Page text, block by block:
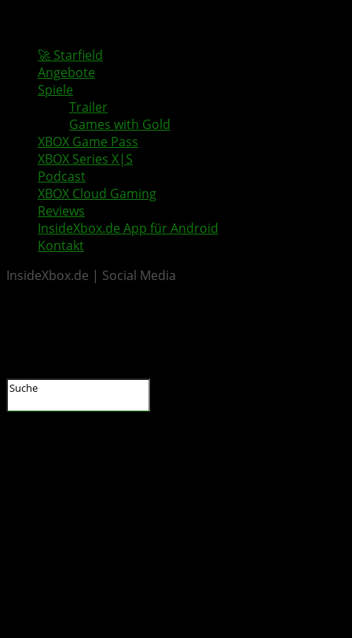
🚀 Starfield
Angebote
Spiele
Trailer
Games with Gold
XBOX Game Pass
XBOX Series X|S
Podcast
XBOX Cloud Gaming
Reviews
InsideXbox.de App für Android
Kontakt
InsideXbox.de | Social Media